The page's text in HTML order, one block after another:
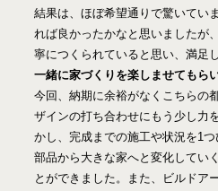
結果は、ほぼ希望通りで驚いてい
れば良かったかなと思いましたが
寧につくられていると思い、満足
一緒に家づくりを楽しませてもら
今回、納期に余裕がなくこちらの
ザインの打ち合わせにもう少し力
かし、完成までの施工や状況を1
部品から大きな家へと変化してい
とができました。また、ビルドア